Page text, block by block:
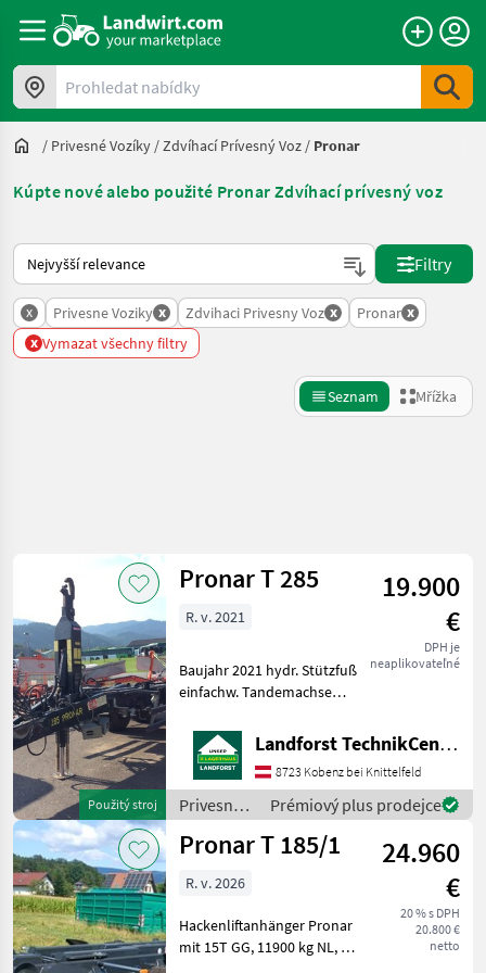
Prohledat nabídky
/ Privesné Vozíky /Zdvíhací Prívesný Voz / Pronar
Kúpte nové alebo použité Pronar Zdvíhací prívesný voz
Takto se řadí nabídky na Landwirt.com
Filtry
x Privesne Voziky x Zdvihaci Privesny Voz x Pronar x
x Vymazat všechny filtry
Seznam Mřížka
Kategorie 4 Země Filtry
AKTUÁLNÍ
CESTA
poľnohospodárska
technika
Privesne
Voziky
Zdvihaci
Privesny
Voz
Pronar
VYBRAT
KATEGORII
Pronar
Obnovit
Zobrazit
31
výsledků
Použitý stroj
Pronar T 285
19.900
€
DPH je
neaplikovateľné
R. v. 2021
Baujahr 2021 hydr. Stützfuß
einfachw. Tandemachse
starke Gebrauchs- und
Korrosionsspuren Um
Ihnen unnötige Wartezeiten
oder Wegstrecken zu ers
Landforst TechnikCenter Knittelfeld
8723 Kobenz bei Knittelfeld
Privesné
vozíky /
Pronar
Prémiový plus prodejce
Pronar T 185/1
24.960
€
20 % s DPH
20.800 €
netto
R. v. 2026
Hackenliftanhänger Pronar
mit 15T GG, 11900 kg NL, 2